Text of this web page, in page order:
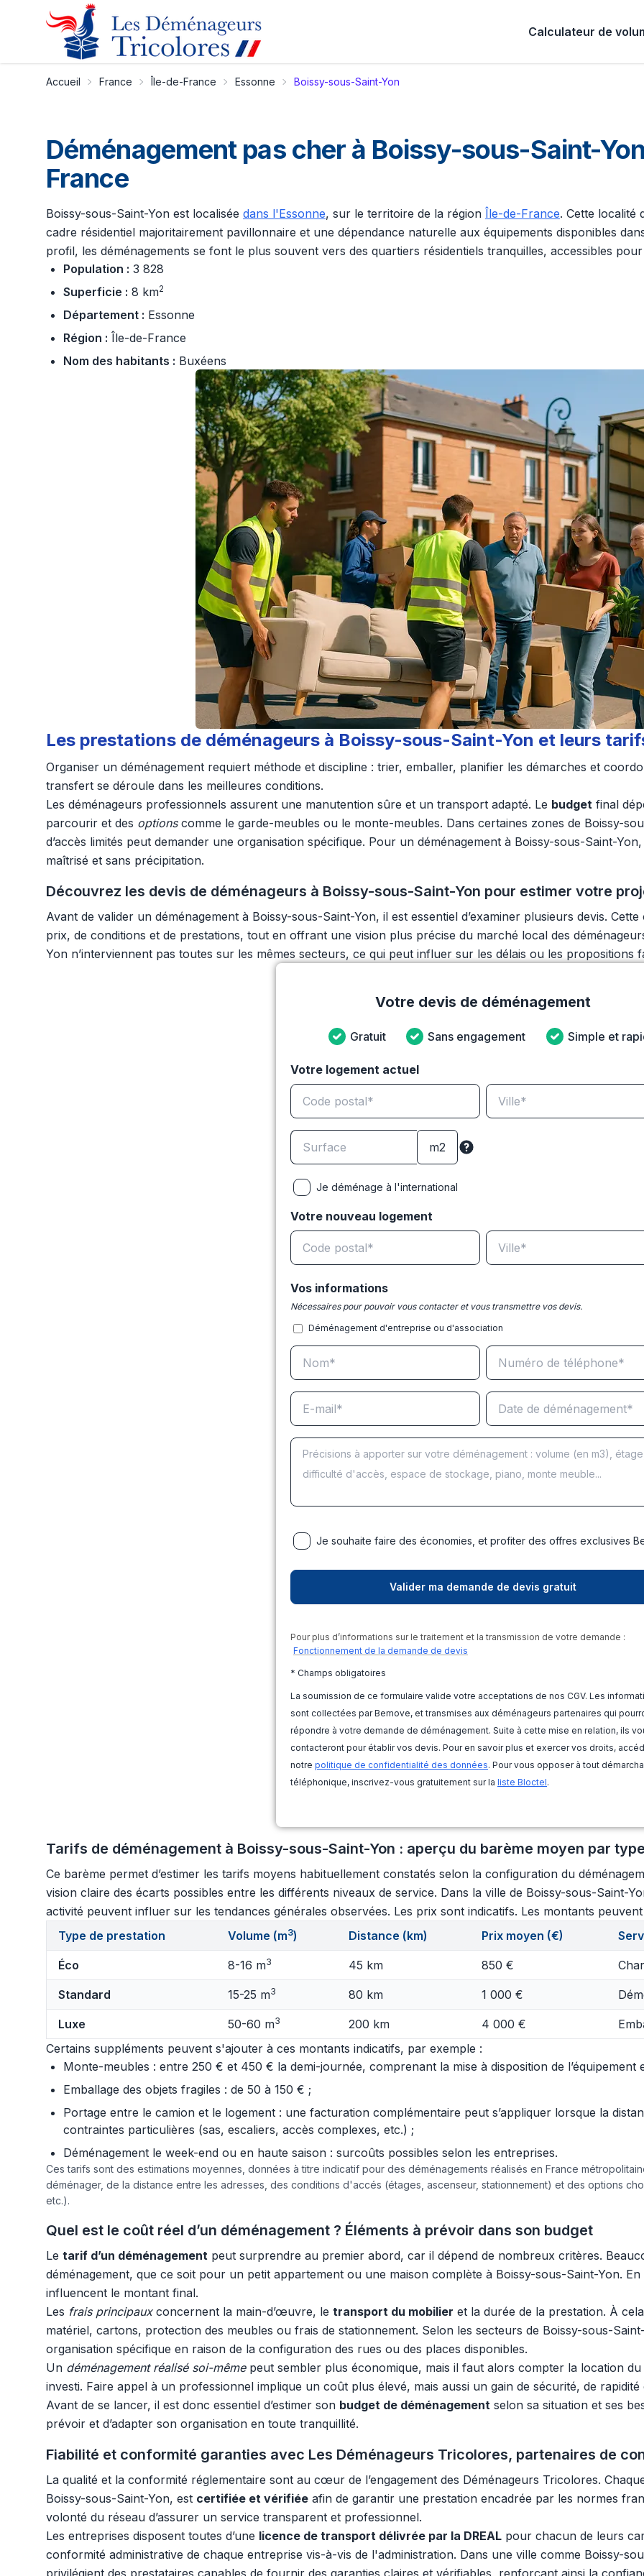
Calculateur de
Accueil France Île-de-France Essonne Boissy-sous-Saint-Yon
Déménagement pas cher à Boissy-sous-Saint-
France
Boissy-sous-Saint-Yon est localisée dans l'Essonne, sur le territoire de la région Île-de-France. Cette localité
cadre résidentiel majoritairement pavillonnaire et une dépendance naturelle aux équipements disponibles
profil, les déménagements se font le plus souvent vers des quartiers résidentiels tranquilles, accessibles
Population : 3 828
Superficie : 8 km2
Département : Essonne
Région : Île-de-France
Nom des habitants : Buxéens
Les prestations de déménageurs à Boissy-sous-Saint-Yon et leurs
Organiser un déménagement requiert méthode et discipline : trier, emballer, planifier les démarches et
transfert se déroule dans les meilleures conditions.
Les déménageurs professionnels assurent une manutention sûre et un transport adapté. Le budget final
parcourir et des optionscomme le garde-meubles ou le monte-meubles. Dans certaines zones de Boissy-
d’accès limités peut demander une organisation spécifique. Pour un déménagement à Boissy-sous-Saint-
maîtrisé et sans précipitation.
Découvrez les devis de déménageurs à Boissy-sous-Saint-Yon pour estimer votre
Avant de valider un déménagement à Boissy-sous-Saint-Yon, il est essentiel d’examiner plusieurs devis.
prix, de conditions et de prestations, tout en offrant une vision plus précise du marché local des
Yon n’interviennent pas toutes sur les mêmes secteurs, ce qui peut influer sur les délais ou les propositions
Votre devis de déménagement
Gratuit Sans engagement Simple et
Votre logement actuel
Je déménage à l'international
Votre nouveau logement
Vos informations
Nécessaires pour pouvoir vous contacter et vous transmettre vos devis.
Déménagement d'entreprise ou d'association
Je souhaite faire des économies, et profiter des offres exclusives
Pour plus d’informations sur le traitement et la transmission de votre demande :
Fonctionnement de la demande de devis
* Champs obligatoires
La soumission de ce formulaire valide votre acceptations de nos CGV. Les
sont collectées par Bemove, et transmises aux déménageurs partenaires qui
répondre à votre demande de déménagement. Suite à cette mise en relation, ils
contacteront pour établir vos devis. Pour en savoir plus et exercer vos droits,
notre politique de confidentialité des données. Pour vous opposer à tout
téléphonique, inscrivez-vous gratuitement sur la liste Bloctel.
Tarifs de déménagement à Boissy-sous-Saint-Yon : aperçu du barème moyen par
Ce barème permet d’estimer les tarifs moyens habituellement constatés selon la configuration du
vision claire des écarts possibles entre les différents niveaux de service. Dans la ville de Boissy-sous-Saint-
activité peuvent influer sur les tendances générales observées. Les prix sont indicatifs. Les montants
Type de prestation
Volume (m3) Distance (km) Prix moyen (€)
Éco 8-16 m3 45 km 850 €
Standard 15-25 m3 80 km 1 000 €
Luxe 50-60 m3 200 km 4 000 €
Certains suppléments peuvent s'ajouter à ces montants indicatifs, par exemple :
Monte-meubles : entre 250 € et 450 € la demi-journée, comprenant la mise à disposition de l’équipement
Emballage des objets fragiles : de 50 à 150 € ;
Portage entre le camion et le logement : une facturation complémentaire peut s’appliquer lorsque la
contraintes particulières (sas, escaliers, accès complexes, etc.) ;
Déménagement le week-end ou en haute saison : surcoûts possibles selon les entreprises.
Ces tarifs sont des estimations moyennes, données à titre indicatif pour des déménagements réalisés en France
déménager, de la distance entre les adresses, des conditions d'accés (étages, ascenseur, stationnement) et des options
etc.).
Quel est le coût réel d’un déménagement ? Éléments à prévoir dans son budget
Le tarif d’un déménagement peut surprendre au premier abord, car il dépend de nombreux critères.
déménagement, que ce soit pour un petit appartement ou une maison complète à Boissy-sous-Saint-Yon.
influencent le montant final.
Les frais principauxconcernent la main-d’œuvre, le transport du mobilier et la durée de la prestation. À
matériel, cartons, protection des meubles ou frais de stationnement. Selon les secteurs de Boissy-sous-
organisation spécifique en raison de la configuration des rues ou des places disponibles.
Un déménagement réalisé soi-mêmepeut sembler plus économique, mais il faut alors compter la location
investi. Faire appel à un professionnel implique un coût plus élevé, mais aussi un gain de sécurité, de rapidité
Avant de se lancer, il est donc essentiel d’estimer son budget de déménagement selon sa situation et ses
prévoir et d’adapter son organisation en toute tranquillité.
Fiabilité et conformité garanties avec Les Déménageurs Tricolores, partenaires de
La qualité et la conformité réglementaire sont au cœur de l’engagement des Déménageurs Tricolores.
Boissy-sous-Saint-Yon, est certifiée et vérifiée afin de garantir une prestation encadrée par les normes
volonté du réseau d’assurer un service transparent et professionnel.
Les entreprises disposent toutes d’une licence de transport délivrée par la DREAL pour chacun de leurs
conformité administrative de chaque entreprise vis-à-vis de l'administration. Dans une ville comme Boissy-
privilégient des prestataires capables de fournir des garanties claires et vérifiables, renforçant ainsi la